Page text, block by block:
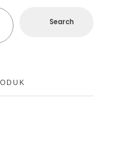
Search